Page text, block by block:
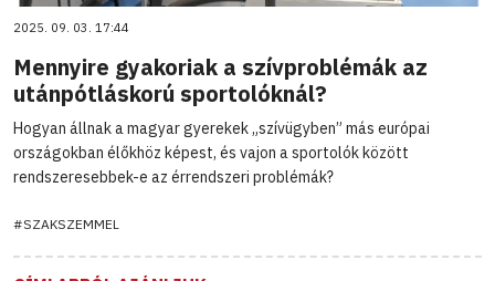
2025. 09. 03. 17:44
Mennyire gyakoriak a szívproblémák az
utánpótláskorú sportolóknál?
Hogyan állnak a magyar gyerekek „szívügyben” más európai
országokban élőkhöz képest, és vajon a sportolók között
rendszeresebbek-e az érrendszeri problémák?
#SZAKSZEMMEL